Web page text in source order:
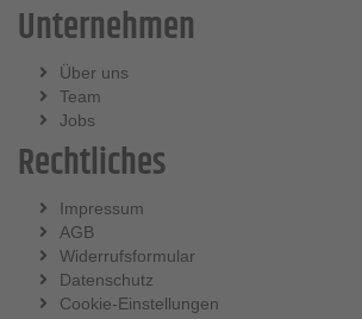
Unternehmen
Über uns
Team
Jobs
Rechtliches
Impressum
AGB
Widerrufsformular
Datenschutz
Cookie-Einstellungen